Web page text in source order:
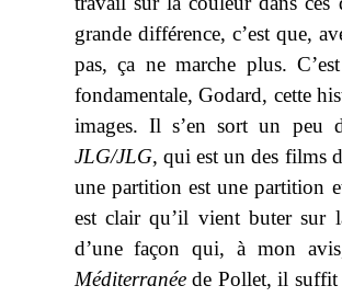
grande différence, c’est que,
pas, ça ne marche plus.
fondamentale, Godard, cette
images. Il s’en sort un peu
JLG/JLG, qui est un des films
une partition est une partition
est clair qu’il vient buter sur
d’une façon qui, à mon
Méditerranéede Pollet, il suffit